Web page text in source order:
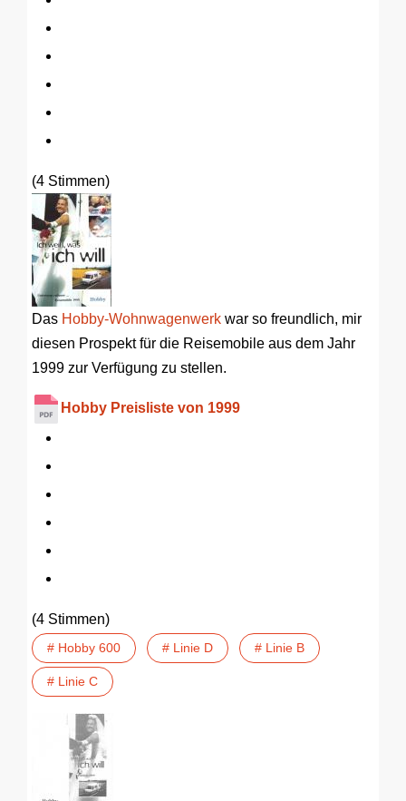
(4 Stimmen)
Das Hobby-Wohnwagenwerk war so freundlich, mir
diesen Prospekt für die Reisemobile aus dem Jahr
1999 zur Verfügung zu stellen.
Hobby Preisliste von 1999
(4 Stimmen)
# Hobby 600 # Linie D # Linie B
# Linie C